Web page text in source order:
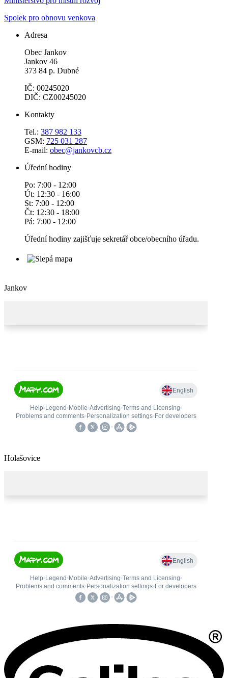
Spolek pro obnovu venkova
Adresa
Obec Jankov
Jankov 46
373 84 p. Dubné
IČ: 00245020
DIČ: CZ00245020
Kontakty
Tel.: 387 982 133
GSM: 725 031 287
E-mail: obec@jankovcb.cz
Úřední hodiny
Po: 7:00 - 12:00
Út: 12:30 - 16:00
St: 7:00 - 12:00
Čt: 12:30 - 18:00
Pá: 7:00 - 12:00
Úřední hodiny zajišťuje sekretář obce/obecního úřadu.
Jankov
Holašovice